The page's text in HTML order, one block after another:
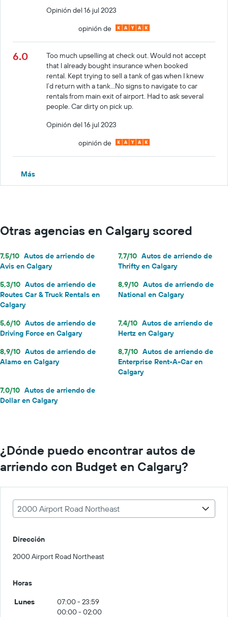
Opinión del 16 jul 2023
opinión de
6.0
Too much upselling at check out. Would not accept
that I already bought insurance when booked
rental. Kept trying to sell a tank of gas when I knew
I’d return with a tank…No signs to navigate to car
rentals from main exit of airport. Had to ask several
people. Car dirty on pick up.
Opinión del 16 jul 2023
opinión de
Más
Otras agencias en Calgary scored
7,5/10 Autos de arriendo de
Avis en Calgary
7,7/10 Autos de arriendo de
Thrifty en Calgary
5,3/10 Autos de arriendo de
Routes Car & Truck Rentals en
Calgary
8,9/10 Autos de arriendo de
National en Calgary
5,6/10 Autos de arriendo de
Driving Force en Calgary
7,4/10 Autos de arriendo de
Hertz en Calgary
8,9/10 Autos de arriendo de
Alamo en Calgary
8,7/10 Autos de arriendo de
Enterprise Rent-A-Car en
Calgary
7,0/10 Autos de arriendo de
Dollar en Calgary
¿Dónde puedo encontrar autos de
arriendo con Budget en Calgary?
2000 Airport Road Northeast
Dirección
2000 Airport Road Northeast
Horas
Lunes
07:00 - 23:59
00:00 - 02:00